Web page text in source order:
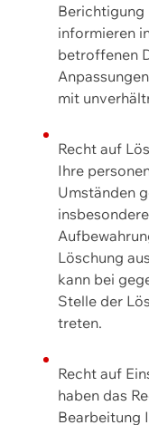
Berichtigung
informieren
betroffenen
mit
Recht auf
Ihre
Umständen
Löschung
kann bei
Stelle der
treten.
Recht auf
haben das
Bearbeitung